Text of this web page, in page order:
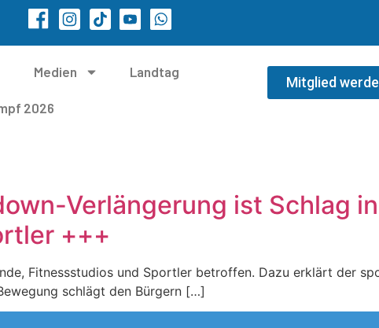
Medien Landtag
2026
Mitglied
Verlängerung ist Schlag
+++
Fitnessstudios und Sportler betroffen. Dazu erklärt der
schlägt den Bürgern […]